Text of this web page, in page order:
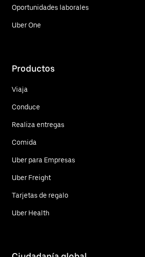
Oportunidades laborales
Uber One
Productos
Viaja
Conduce
Realiza entregas
Comida
Uber para Empresas
Uber Freight
Tarjetas de regalo
Uber Health